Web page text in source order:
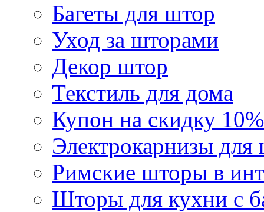
Багеты для штор
Уход за шторами
Декор штор
Текстиль для дома
Купон на скидку 10%
Электрокарнизы для
Римские шторы в
Шторы для кухни с